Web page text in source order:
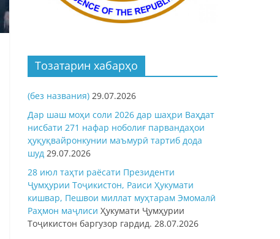
Тозатарин хабарҳо
(без названия) 29.07.2026
Дар шаш моҳи соли 2026 дар шаҳри Ваҳдат
нисбати 271 нафар ноболиғ парвандаҳои
ҳуқуқвайронкунии маъмурӣ тартиб дода
шуд 29.07.2026
28 июл таҳти раёсати Президенти
Ҷумҳурии Тоҷикистон, Раиси Ҳукумати
кишвар, Пешвои миллат муҳтарам Эмомалӣ
Раҳмон маҷлиси Ҳукумати Ҷумҳурии
Тоҷикистон баргузор гардид. 28.07.2026